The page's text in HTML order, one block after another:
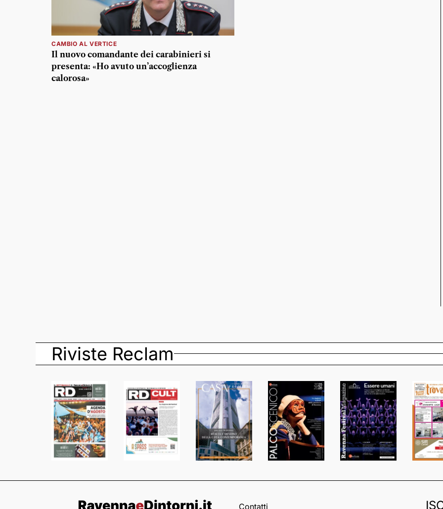
CAMBIO AL VERTICE
Il nuovo comandante dei carabinieri si
presenta: «Ho avuto un’accoglienza
calorosa»
Riviste Reclam
Contatti